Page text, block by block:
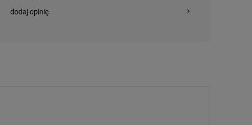
dodaj opinię